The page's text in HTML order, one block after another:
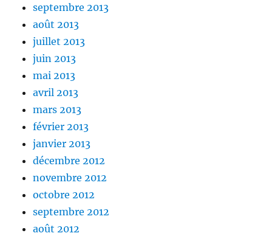
septembre 2013
août 2013
juillet 2013
juin 2013
mai 2013
avril 2013
mars 2013
février 2013
janvier 2013
décembre 2012
novembre 2012
octobre 2012
septembre 2012
août 2012